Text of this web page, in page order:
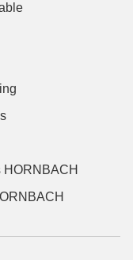
HORNBACH